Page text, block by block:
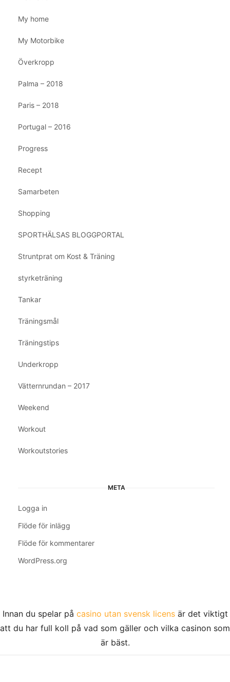
My home
My Motorbike
Överkropp
Palma – 2018
Paris – 2018
Portugal – 2016
Progress
Recept
Samarbeten
Shopping
SPORTHÄLSAS BLOGGPORTAL
Struntprat om Kost & Träning
styrketräning
Tankar
Träningsmål
Träningstips
Underkropp
Vätternrundan – 2017
Weekend
Workout
Workoutstories
META
Logga in
Flöde för inlägg
Flöde för kommentarer
WordPress.org
Innan du spelar på casino utan svensk licensär det viktigt
att du har full koll på vad som gäller och vilka casinon som
är bäst.